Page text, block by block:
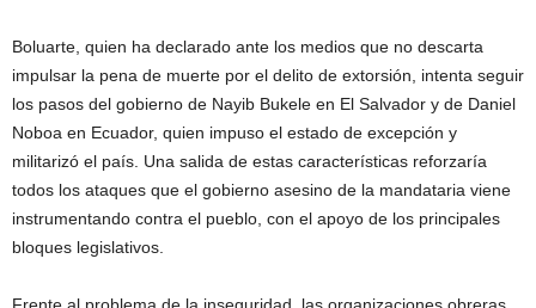
Boluarte, quien ha declarado ante los medios que no descarta
impulsar la pena de muerte por el delito de extorsión, intenta seguir
los pasos del gobierno de Nayib Bukele en El Salvador y de Daniel
Noboa en Ecuador, quien impuso el estado de excepción y
militarizó el país. Una salida de estas características reforzaría
todos los ataques que el gobierno asesino de la mandataria viene
instrumentando contra el pueblo, con el apoyo de los principales
bloques legislativos.
Frente al problema de la inseguridad, las organizaciones obreras